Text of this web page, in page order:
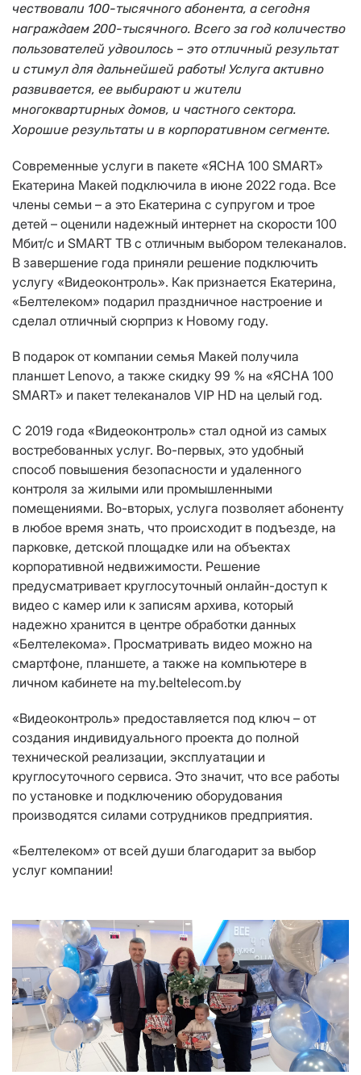
чествовали 100-тысячного абонента, а сегодня
награждаем 200-тысячного. Всего за год количество
пользователей удвоилось – это отличный результат
и стимул для дальнейшей работы! Услуга активно
развивается, ее выбирают и жители
многоквартирных домов, и частного сектора.
Хорошие результаты и в корпоративном сегменте.
Современные услуги в пакете «ЯСНА 100 SMART»
Екатерина Макей подключила в июне 2022 года. Все
члены семьи – а это Екатерина с супругом и трое
детей – оценили надежный интернет на скорости 100
Мбит/с и SMART ТВ с отличным выбором телеканалов.
В завершение года приняли решение подключить
услугу «Видеоконтроль». Как признается Екатерина,
«Белтелеком» подарил праздничное настроение и
сделал отличный сюрприз к Новому году.
В подарок от компании семья Макей получила
планшет Lenovo, а также скидку 99 % на «ЯСНА 100
SMART» и пакет телеканалов VIP HD на целый год.
С 2019 года «Видеоконтроль» стал одной из самых
востребованных услуг. Во-первых, это удобный
способ повышения безопасности и удаленного
контроля за жилыми или промышленными
помещениями. Во-вторых, услуга позволяет абоненту
в любое время знать, что происходит в подъезде, на
парковке, детской площадке или на объектах
корпоративной недвижимости. Решение
предусматривает круглосуточный онлайн-доступ к
видео с камер или к записям архива, который
надежно хранится в центре обработки данных
«Белтелекома». Просматривать видео можно на
смартфоне, планшете, а также на компьютере в
личном кабинете на my.beltelecom.by
«Видеоконтроль» предоставляется под ключ – от
создания индивидуального проекта до полной
технической реализации, эксплуатации и
круглосуточного сервиса. Это значит, что все работы
по установке и подключению оборудования
производятся силами сотрудников предприятия.
«Белтелеком» от всей души благодарит за выбор
услуг компании!